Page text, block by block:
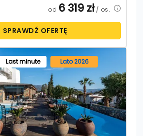
od 6 319 zł/ os.
SPRAWDŹ OFERTĘ
Last minute Lato 2026